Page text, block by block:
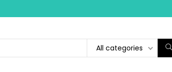
All categories